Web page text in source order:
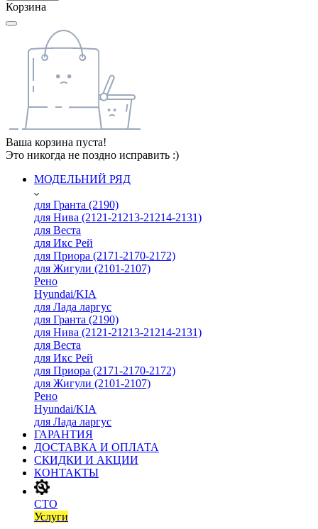
Корзина
Ваша корзина пуста!
Это никогда не поздно исправить :)
МОДЕЛЬНИЙ РЯД
для Гранта (2190)
для Нива (2121-21213-21214-2131)
для Веста
для Икс Рей
для Приора (2171-2170-2172)
для Жигули (2101-2107)
Рено
Hyundai/KIA
для Лада ларгус
для Гранта (2190)
для Нива (2121-21213-21214-2131)
для Веста
для Икс Рей
для Приора (2171-2170-2172)
для Жигули (2101-2107)
Рено
Hyundai/KIA
для Лада ларгус
ГАРАНТИЯ
ДОСТАВКА И ОПЛАТА
СКИДКИ И АКЦИИ
КОНТАКТЫ
СТО
Услуги